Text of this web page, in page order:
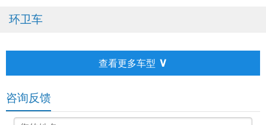
环卫车
查看更多车型 ∨
咨询反馈